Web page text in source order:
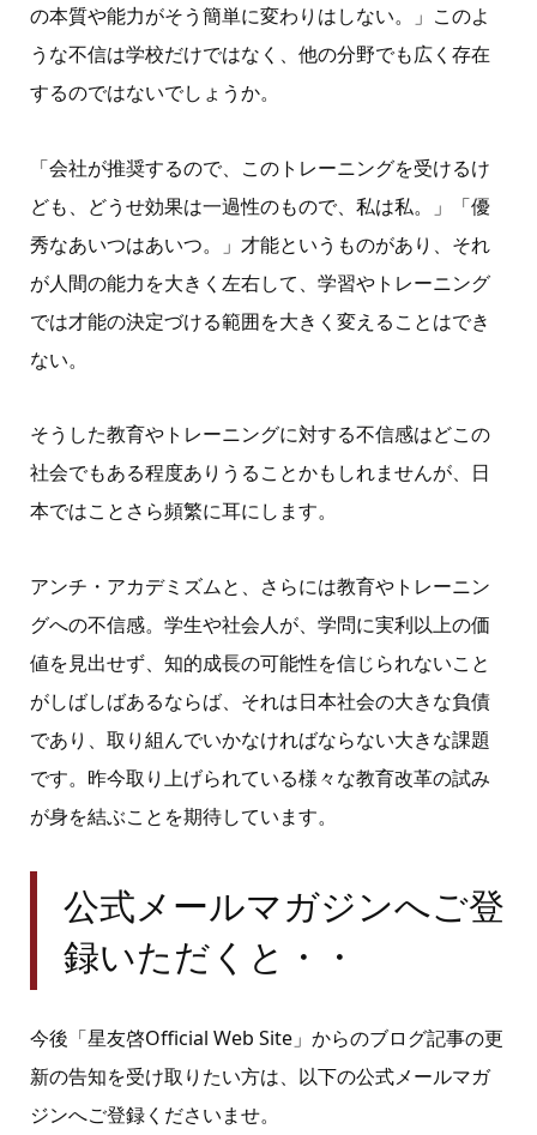
の本質や能力がそう簡単に変わりはしない。」このよ
うな不信は学校だけではなく、他の分野でも広く存在
するのではないでしょうか。
「会社が推奨するので、このトレーニングを受けるけ
ども、どうせ効果は一過性のもので、私は私。」「優
秀なあいつはあいつ。」才能というものがあり、それ
が人間の能力を大きく左右して、学習やトレーニング
では才能の決定づける範囲を大きく変えることはでき
ない。
そうした教育やトレーニングに対する不信感はどこの
社会でもある程度ありうることかもしれませんが、日
本ではことさら頻繁に耳にします。
アンチ・アカデミズムと、さらには教育やトレーニン
グへの不信感。学生や社会人が、学問に実利以上の価
値を見出せず、知的成長の可能性を信じられないこと
がしばしばあるならば、それは日本社会の大きな負債
であり、取り組んでいかなければならない大きな課題
です。昨今取り上げられている様々な教育改革の試み
が身を結ぶことを期待しています。
公式メールマガジンへご登
録いただくと・・
今後「星友啓Official Web Site」からのブログ記事の更
新の告知を受け取りたい方は、以下の公式メールマガ
ジンへご登録くださいませ。